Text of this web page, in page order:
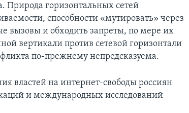
Природа горизонтальных сетей
способности «мутировать» через
вызовы и обходить запреты, по мере их
вертикали против сетевой горизонтали
по-прежнему непредсказуема.
властей на интернет-свободы россиян
и международных исследований